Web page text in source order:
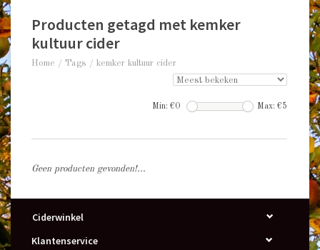
Producten getagd met kemker
kultuur cider
Home / Tags / kemker kultuur cider
Min: €0 Max: €5
Geen producten gevonden!...
Ciderwinkel
Klantenservice